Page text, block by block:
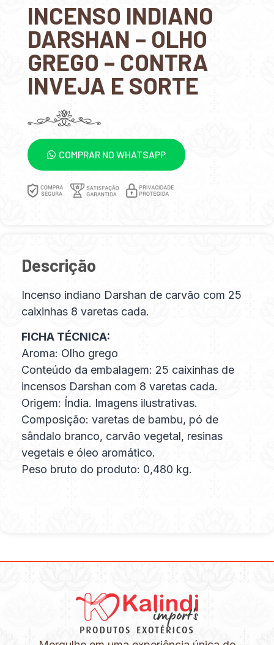
INCENSO INDIANO
DARSHAN – OLHO
GREGO – CONTRA
INVEJA E SORTE
COMPRAR NO WHATSAPP
Descrição
Incenso indiano Darshan de carvão com 25
caixinhas 8 varetas cada.
FICHA TÉCNICA:
Aroma: Olho grego
Conteúdo da embalagem: 25 caixinhas de
incensos Darshan com 8 varetas cada.
Origem: Índia. Imagens ilustrativas.
Composição: varetas de bambu, pó de
sândalo branco, carvão vegetal, resinas
vegetais e óleo aromático.
Peso bruto do produto: 0,480 kg.